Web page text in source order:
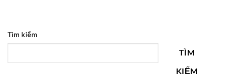
Tìm kiếm
TÌM
KIẾM